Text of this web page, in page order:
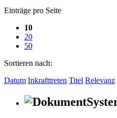
Einträge pro Seite
10
20
50
Sortieren nach:
Datum Inkrafttreten Titel Relevanz